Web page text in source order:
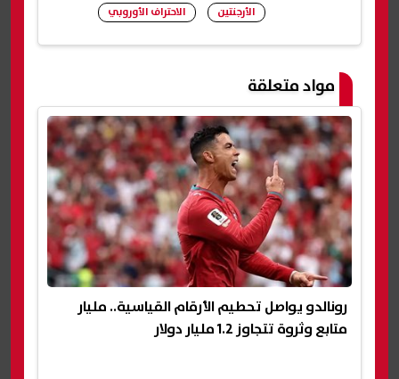
الأرجنتين
الاحتراف الأوروبي
مواد متعلقة
رونالدو يواصل تحطيم الأرقام القياسية.. مليار
متابع وثروة تتجاوز 1.2 مليار دولار